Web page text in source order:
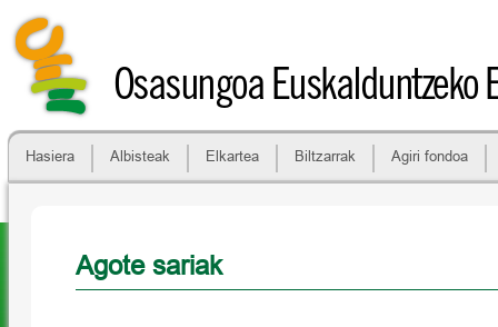
Osasungoa Euskalduntzeko
Hasiera Albisteak Elkartea Biltzarrak Agiri fondoa
Agote sariak